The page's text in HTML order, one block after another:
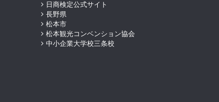
日商検定公式サイト
長野県
松本市
松本観光コンベンション協会
中小企業大学校三条校